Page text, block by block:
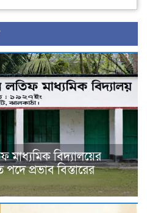
মাধ্যমিক বিদ্যালয়ের
প্রভাব বিস্তারের